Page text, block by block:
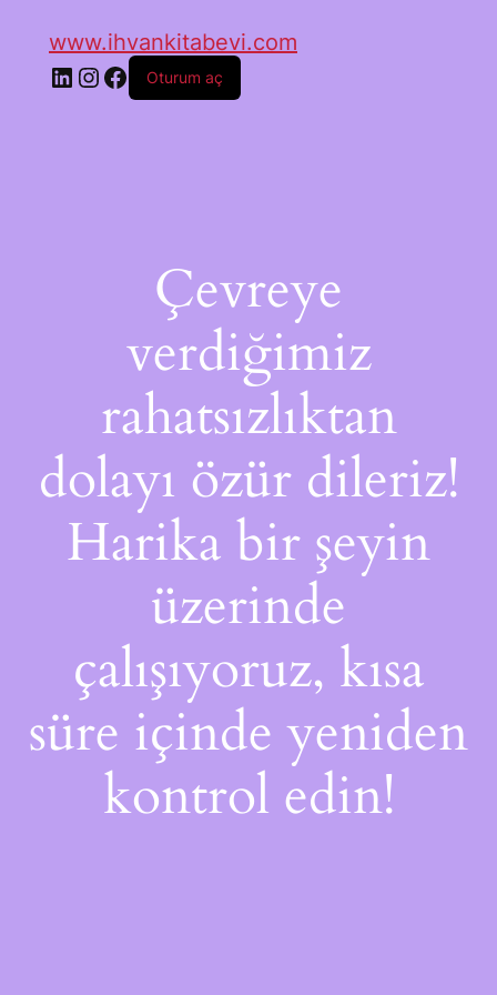
www.ihvankitabevi.com
Oturum aç
Çevreye
verdiğimiz
rahatsızlıktan
dolayı özür dileriz!
Harika bir şeyin
üzerinde
çalışıyoruz, kısa
süre içinde yeniden
kontrol edin!